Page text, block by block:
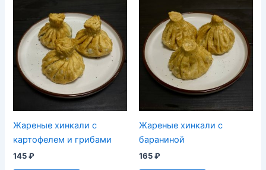
Жареные хинкали с
картофелем и грибами
145₽
Жареные хинкали с
бараниной
165₽